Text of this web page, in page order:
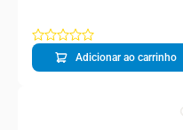
Adicionar ao carrinho